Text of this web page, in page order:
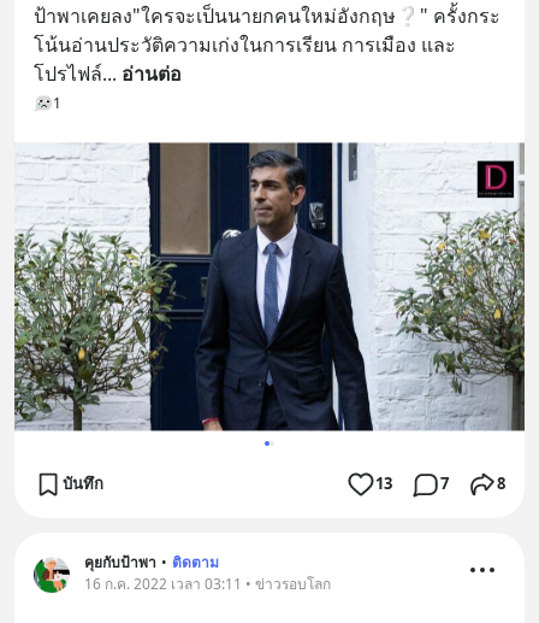
ป้าพาเคยลง"ใครจะเป็นนายกคนใหม่อังกฤษ❔" ครั้งกระ
โน้นอ่านประวัติความเก่งในการเรียน การเมือง และ
โปรไฟล์... อ่านต่อ
1
บันทึก 13 7 8
คุยกับป้าพา • ติดตาม
16 ก.ค. 2022 เวลา 03:11 • ข่าวรอบโลก